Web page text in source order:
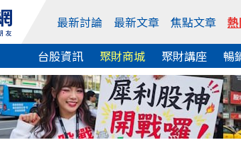
最新討論 最新文章 焦點文章
台股資訊 聚財商城 聚財講座 暢